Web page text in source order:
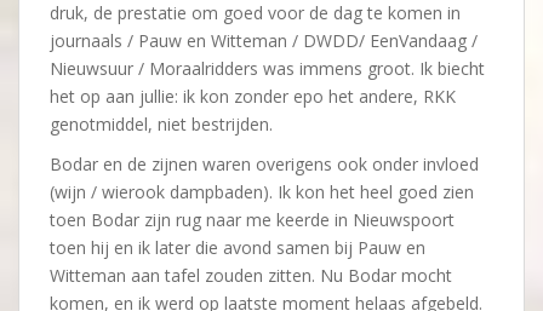
druk, de prestatie om goed voor de dag te komen in
journaals / Pauw en Witteman / DWDD/ EenVandaag /
Nieuwsuur / Moraalridders was immens groot. Ik biecht
het op aan jullie: ik kon zonder epo het andere, RKK
genotmiddel, niet bestrijden.
Bodar en de zijnen waren overigens ook onder invloed
(wijn / wierook dampbaden). Ik kon het heel goed zien
toen Bodar zijn rug naar me keerde in Nieuwspoort
toen hij en ik later die avond samen bij Pauw en
Witteman aan tafel zouden zitten. Nu Bodar mocht
komen, en ik werd op laatste moment helaas afgebeld.